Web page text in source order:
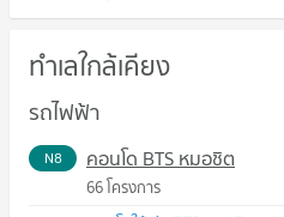
ทำเลใกล้เคียง
รถไฟฟ้า
N8 คอนโด BTS หมอชิต
66 โครงการ